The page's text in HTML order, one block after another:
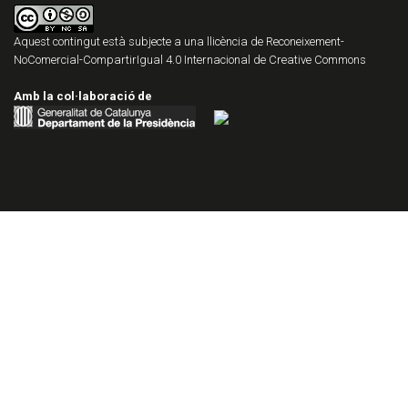
Aquest contingut està subjecte a una llicència de Reconeixement-
NoComercial-CompartirIgual 4.0 Internacional de Creative Commons
Amb la col·laboració de